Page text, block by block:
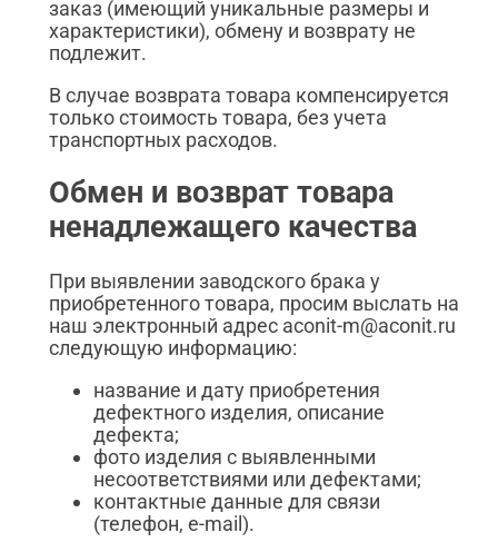
заказ (имеющий уникальные размеры и
характеристики), обмену и возврату не
подлежит.
В случае возврата товара компенсируется
только стоимость товара, без учета
транспортных расходов.
Обмен и возврат товара
ненадлежащего качества
При выявлении заводского брака у
приобретенного товара, просим выслать на
наш электронный адрес aconit-m@aconit.ru
следующую информацию:
название и дату приобретения
дефектного изделия, описание
дефекта;
фото изделия с выявленными
несоответствиями или дефектами;
контактные данные для связи
(телефон, e-mail).